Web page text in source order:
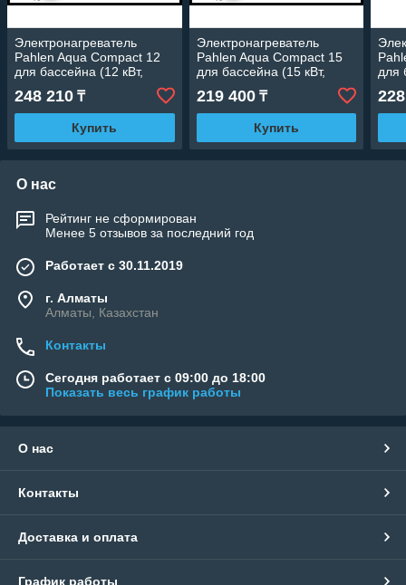
Электронагреватель
Pahlen Aqua Compact 12
для бассейна (12 кВт,
датчик потока, защита от
перегрева)
248 210 ₸
Купить
Электронагреватель
Pahlen Aqua Compact 15
для бассейна (15 кВт,
датчик потока, защита от
перегрева)
219 400₸
Купить
для
О нас
Рейтинг не сформирован
Менее 5 отзывов за последний год
Работает с 30.11.2019
г. Алматы
Алматы, Казахстан
Контакты
Сегодня работает с 09:00 до 18:00
Показать весь график работы
О нас
Контакты
Доставка и оплата
График работы